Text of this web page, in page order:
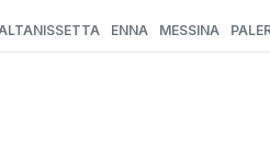
ENNA MESSINA